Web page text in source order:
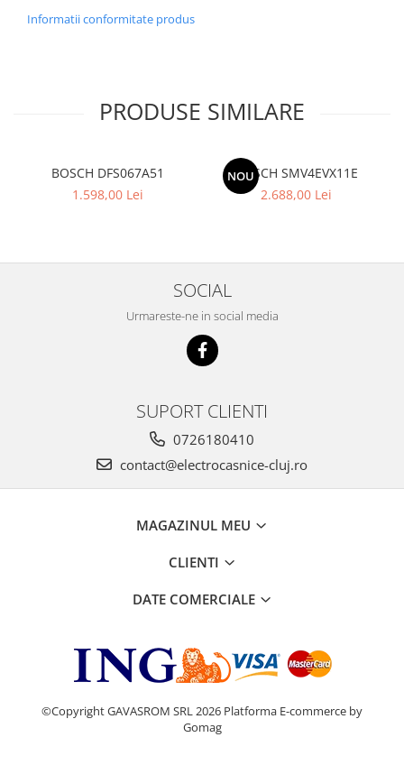
Informatii conformitate produs
PRODUSE SIMILARE
BOSCH DFS067A51
1.598,00 Lei
NOU
BOSCH SMV4EVX11E
2.688,00 Lei
SOCIAL
Urmareste-ne in social media
SUPORT CLIENTI
0726180410
contact@electrocasnice-cluj.ro
MAGAZINUL MEU
CLIENTI
DATE COMERCIALE
©Copyright GAVASROM SRL 2026 Platforma E-commerce by
Gomag